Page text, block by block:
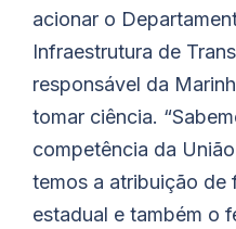
acionar o
Infraestrutura de
responsável da
tomar ciência.
competência da
temos a atribuição de
estadual e também o